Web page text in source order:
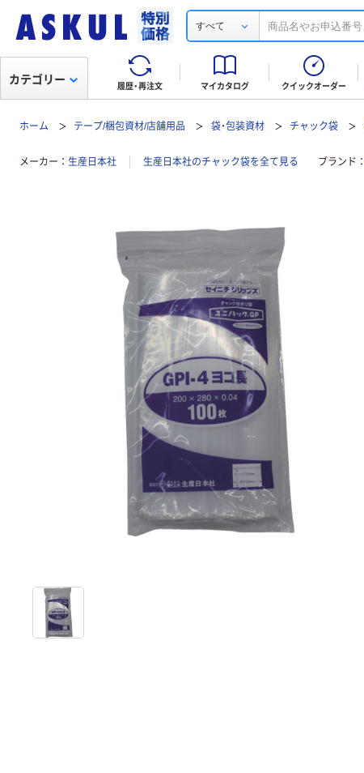
すべて
履歴・再注文 マイカタログ クイックオーダー
カテゴリー
ホーム テープ/梱包資材/店舗用品 袋・包装資材 チャック袋
メーカー 生産日本社 生産日本社のチャック袋を全て見る ブランド